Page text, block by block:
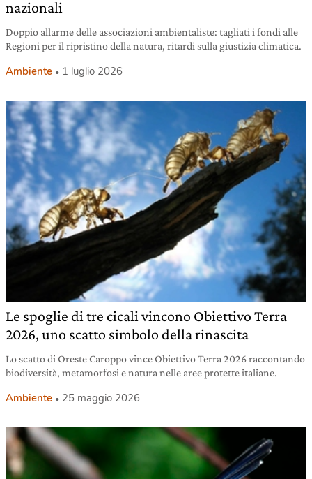
nazionali
Doppio allarme delle associazioni ambientaliste: tagliati i fondi alle
Regioni per il ripristino della natura, ritardi sulla giustizia climatica.
Ambiente 1 luglio 2026
Le spoglie di tre cicali vincono Obiettivo Terra
2026, uno scatto simbolo della rinascita
Lo scatto di Oreste Caroppo vince Obiettivo Terra 2026 raccontando
biodiversità, metamorfosi e natura nelle aree protette italiane.
Ambiente 25 maggio 2026